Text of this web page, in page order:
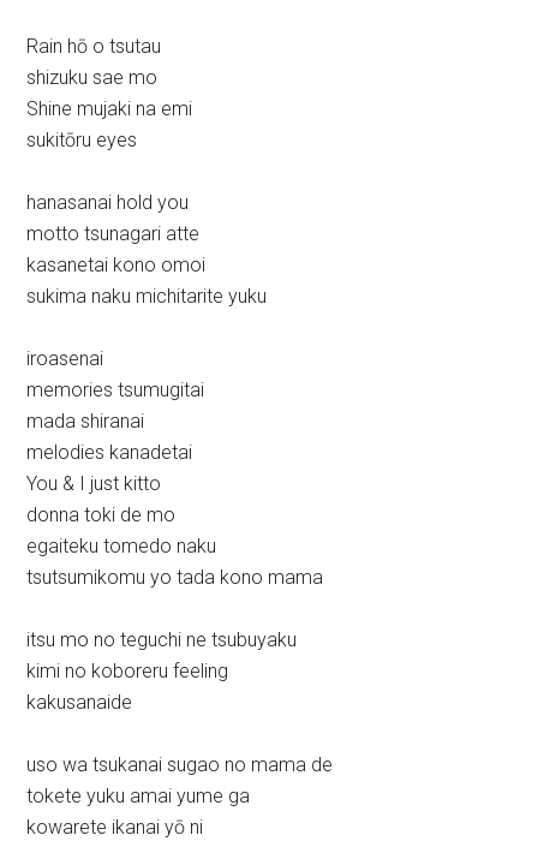
Rain hō o tsutau
shizuku sae mo
Shine mujaki na emi
sukitōru eyes
hanasanai hold you
motto tsunagari atte
kasanetai kono omoi
sukima naku michitarite yuku
iroasenai
memories tsumugitai
mada shiranai
melodies kanadetai
You & I just kitto
donna toki de mo
egaiteku tomedo naku
tsutsumikomu yo tada kono mama
itsu mo no teguchi ne tsubuyaku
kimi no koboreru feeling
kakusanaide
uso wa tsukanai sugao no mama de
tokete yuku amai yume ga
kowarete ikanai yō ni